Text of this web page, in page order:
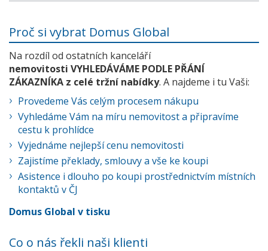
Proč si vybrat Domus Global
Na rozdíl od ostatních kanceláří
nemovitosti VYHLEDÁVÁME PODLE PŘÁNÍ
ZÁKAZNÍKA z celé tržní nabídky. A najdeme i tu Vaši:
Provedeme Vás celým procesem nákupu
Vyhledáme Vám na míru nemovitost a připravíme
cestu k prohlídce
Vyjednáme nejlepší cenu nemovitosti
Zajistíme překlady, smlouvy a vše ke koupi
Asistence i dlouho po koupi prostřednictvím místních
kontaktů v ČJ
Domus Global v tisku
Co o nás řekli naši klienti